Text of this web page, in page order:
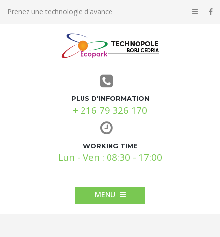
Prenez une technologie d'avance
PLUS D'INFORMATION
+ 216 79 326 170
WORKING TIME
Lun - Ven : 08:30 - 17:00
MENU